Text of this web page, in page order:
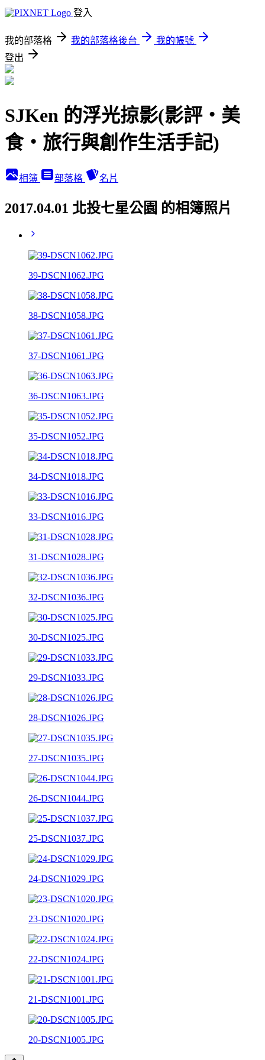
登入
我的部落格 我的部落格後台
我的帳號
登出
SJKen 的浮光掠影(影評‧美
食‧旅行與創作生活手記)
相簿 部落格 名片
2017.04.01 北投七星公園 的相簿照片
39-DSCN1062.JPG
38-DSCN1058.JPG
37-DSCN1061.JPG
36-DSCN1063.JPG
35-DSCN1052.JPG
34-DSCN1018.JPG
33-DSCN1016.JPG
31-DSCN1028.JPG
32-DSCN1036.JPG
30-DSCN1025.JPG
29-DSCN1033.JPG
28-DSCN1026.JPG
27-DSCN1035.JPG
26-DSCN1044.JPG
25-DSCN1037.JPG
24-DSCN1029.JPG
23-DSCN1020.JPG
22-DSCN1024.JPG
21-DSCN1001.JPG
20-DSCN1005.JPG